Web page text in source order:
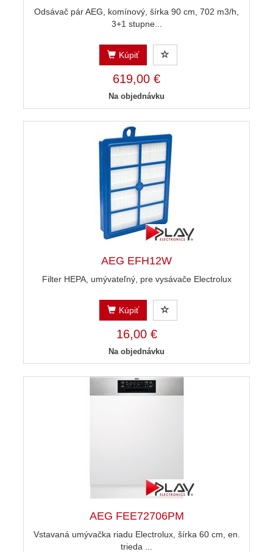
Odsávač pár AEG, komínový, šírka 90 cm, 702 m3/h,
3+1 stupne...
Kúpiť
619,00 €
Na objednávku
AEG EFH12W
Filter HEPA, umývateľný, pre vysávače Electrolux
Kúpiť
16,00 €
Na objednávku
AEG FEE72706PM
Vstavaná umývačka riadu Electrolux, šírka 60 cm, en.
trieda ...